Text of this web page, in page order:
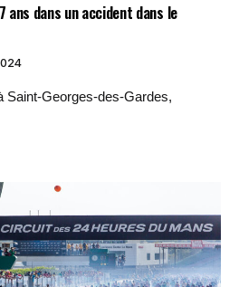
ans dans un accident dans le
Saint-Georges-des-Gardes,